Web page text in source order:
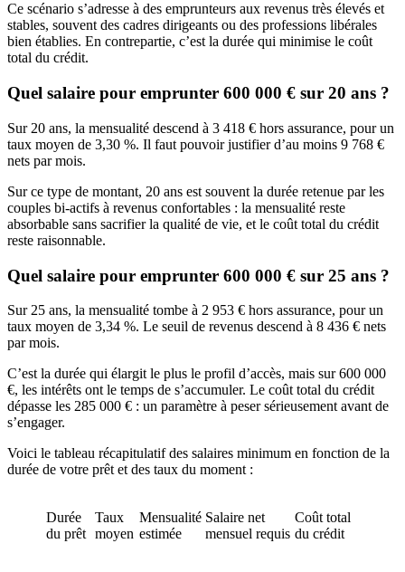
Ce scénario s’adresse à des emprunteurs aux revenus très élevés et
stables, souvent des cadres dirigeants ou des professions libérales
bien établies. En contrepartie, c’est la durée qui minimise le coût
total du crédit.
Quel salaire pour emprunter 600 000 € sur 20 ans ?
Sur 20 ans, la mensualité descend à 3 418 € hors assurance, pour un
taux moyen de 3,30 %. Il faut pouvoir justifier d’au moins 9 768 €
nets par mois.
Sur ce type de montant, 20 ans est souvent la durée retenue par les
couples bi-actifs à revenus confortables : la mensualité reste
absorbable sans sacrifier la qualité de vie, et le coût total du crédit
reste raisonnable.
Quel salaire pour emprunter 600 000 € sur 25 ans ?
Sur 25 ans, la mensualité tombe à 2 953 € hors assurance, pour un
taux moyen de 3,34 %. Le seuil de revenus descend à 8 436 € nets
par mois.
C’est la durée qui élargit le plus le profil d’accès, mais sur 600 000
€, les intérêts ont le temps de s’accumuler. Le coût total du crédit
dépasse les 285 000 € : un paramètre à peser sérieusement avant de
s’engager.
Voici le tableau récapitulatif des salaires minimum en fonction de la
durée de votre prêt et des taux du moment :
Durée
du prêt
Taux
moyen
Mensualité
estimée
Salaire net
mensuel requis
Coût total
du crédit